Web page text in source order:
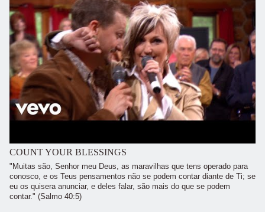
COUNT YOUR BLESSINGS
"Muitas são, Senhor meu Deus, as maravilhas que tens operado para
conosco, e os Teus pensamentos não se podem contar diante de Ti; se
eu os quisera anunciar, e deles falar, são mais do que se podem
contar." (Salmo 40:5)